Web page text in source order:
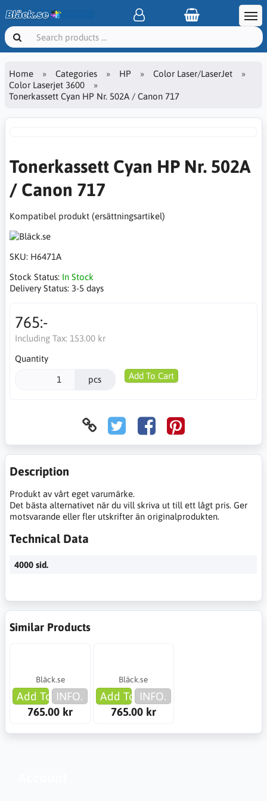
Home Categories HP
Color Laser/LaserJet
Color Laserjet 3600
Tonerkassett Cyan HP Nr. 502A / Canon 717
Tonerkassett Cyan HP Nr. 502A
/ Canon 717
Kompatibel produkt (ersättningsartikel)
SKU: H6471A
Stock Status: In Stock
Delivery Status: 3-5 days
765:-
Including Tax: 153.00 kr
Quantity
pcs Add To Cart
Description
Produkt av vårt eget varumärke.
Det bästa alternativet när du vill skriva ut till ett lågt pris. Ger
motsvarande eller fler utskrifter än originalprodukten.
Technical Data
4000 sid.
Similar Products
Bläck.se
Add To Cart
INFO.
765.00 kr
Bläck.se
Add To Cart
INFO.
765.00 kr